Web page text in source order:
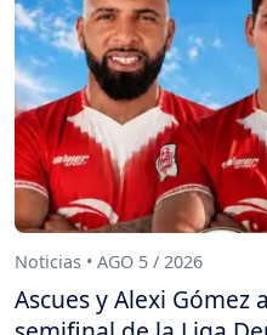
Noticias • AGO 5 / 2026
Ascues y Alexi Gómez